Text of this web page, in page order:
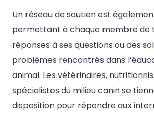
Un réseau de soutien est
permettant à chaque membre de
réponses à ses questions ou des
problèmes rencontrés dans
animal. Les vétérinaires,
spécialistes du milieu canin se
disposition pour répondre aux